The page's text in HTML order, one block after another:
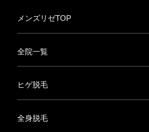
メンズリゼTOP
全院一覧
ヒゲ脱毛
全身脱毛